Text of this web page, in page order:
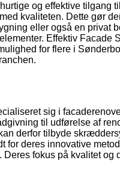
og effektive tilgang
kvaliteten. Dette gør
eller også en privat
Effektiv Facade
for flere i
sig i
til udførelse af
derfor tilbyde
for deres innovative
fokus på kvalitet